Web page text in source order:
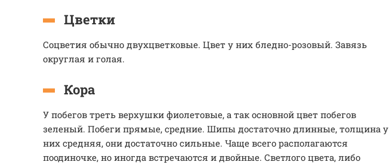
Цветки
Соцветия обычно двухцветковые. Цвет у них бледно-розовый. Завязь
округлая и голая.
Кора
У побегов треть верхушки фиолетовые, а так основной цвет побегов
зеленый. Побеги прямые, средние. Шипы достаточно длинные, толщина у
них средняя, они достаточно сильные. Чаще всего располагаются
поодиночке, но иногда встречаются и двойные. Светлого цвета, либо